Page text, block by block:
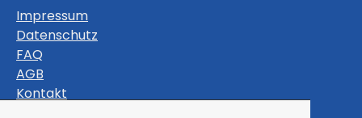
Impressum
Datenschutz
FAQ
AGB
Kontakt